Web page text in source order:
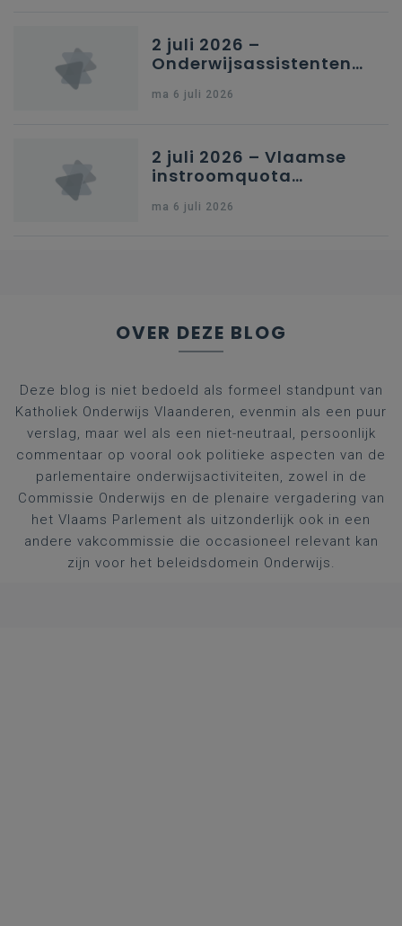
2 juli 2026 –
Onderwijsassistenten
kleuteronderwijs
ma 6 juli 2026
2 juli 2026 – Vlaamse
instroomquota
federale RIZIV-
ma 6 juli 2026
OVER DEZE BLOG
Deze blog is niet bedoeld als formeel standpunt van
Katholiek Onderwijs Vlaanderen, evenmin als een puur
verslag, maar wel als een niet-neutraal, persoonlijk
commentaar op vooral ook politieke aspecten van de
parlementaire onderwijsactiviteiten, zowel in de
Commissie Onderwijs en de plenaire vergadering van
het Vlaams Parlement als uitzonderlijk ook in een
andere vakcommissie die occasioneel relevant kan
zijn voor het beleidsdomein Onderwijs.